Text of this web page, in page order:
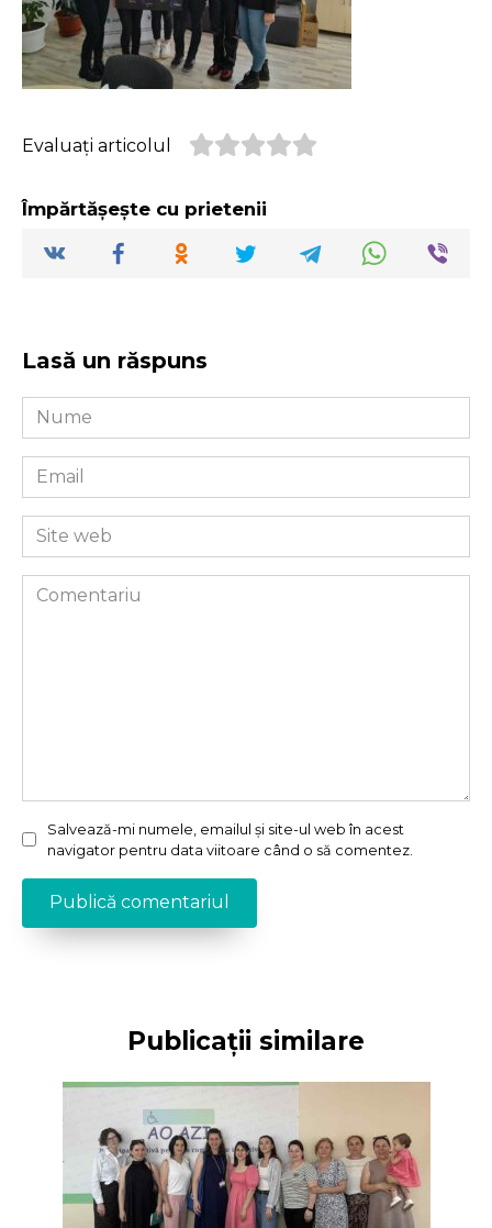
Evaluați articolul
Împărtășește cu prietenii
Lasă un răspuns
Nume
*
Email
*
Site
web
Comentariu
Salvează-mi numele, emailul și site-ul web în acest
navigator pentru data viitoare când o să comentez.
Publicații similare